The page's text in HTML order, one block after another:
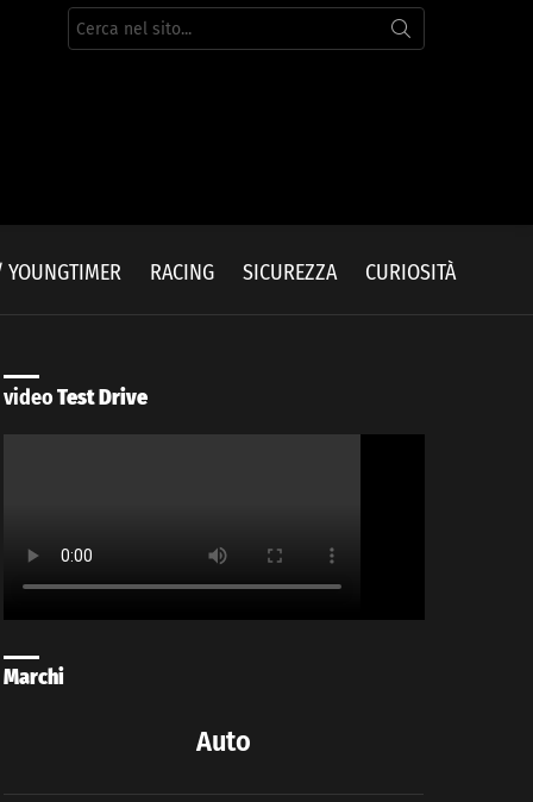
Cerca
per:
YOUNGTIMER RACING SICUREZZA CURIOSITÀ
videoTest Drive
Marchi
Auto